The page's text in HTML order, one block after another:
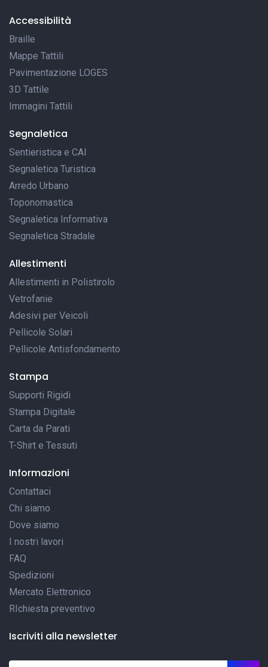
Accessibilità
Braille
Mappe Tattili
Pavimentazione LOGES
3D Tattile
Immagini Tattili
Segnaletica
Sentieristica e CAI
Segnaletica Turistica
Arredo Urbano
Toponomastica
Segnaletica Informativa
Segnaletica Stradale
Allestimenti
Allestimenti in Polistirolo
Vetrofanie
Adesivi per Veicoli
Pellicole Solari
Pellicole Antisfondamento
Stampa
Supporti Rigidi
Stampa Digitale
Carta da Parati
T-Shirt e Tessuti
Informazioni
Contattaci
Chi siamo
Dove siamo
I nostri lavori
FAQ
Spedizioni
Mercato Elettronico
RIchiesta preventivo
Iscriviti alla newsletter